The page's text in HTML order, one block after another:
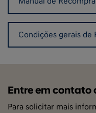
Condições gerais de
Entre em contato
Para solicitar mais